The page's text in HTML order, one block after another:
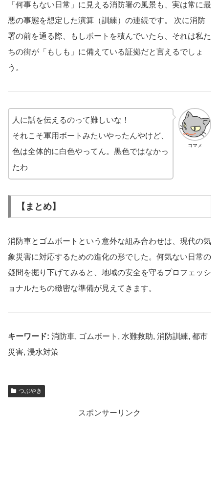
「何事もない日常」に見える消防署の風景も、実は常に最
悪の事態を想定した演算（訓練）の連続です。 次に消防
署の前を通る際、もしボートを積んでいたら、それは私た
ちの街が「もしも」に備えている証拠だと言えるでしょ
う。
コマメ
人に話を伝えるのって難しいな！
それこそ軍用ボートみたいやったんやけど、
色は全体的に白色やってん。黒色ではなかっ
たわ
【まとめ】
消防車とゴムボートという意外な組み合わせは、現代の気
象災害に対応するための進化の形でした。何気ない日常の
疑問を掘り下げてみると、地域の安全を守るプロフェッシ
ョナルたちの緻密な準備が見えてきます。
キーワード: 消防車, ゴムボート, 水難救助, 消防訓練, 都市
災害, 浸水対策
つぶやき
スポンサーリンク